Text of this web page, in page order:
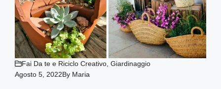
Fai Da te e Riciclo Creativo ,Giardinaggio
Agosto 5, 2022By Maria